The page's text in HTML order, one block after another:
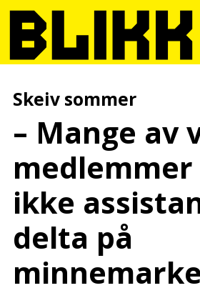
Skeiv sommer
– Mange av
ikke
delta på